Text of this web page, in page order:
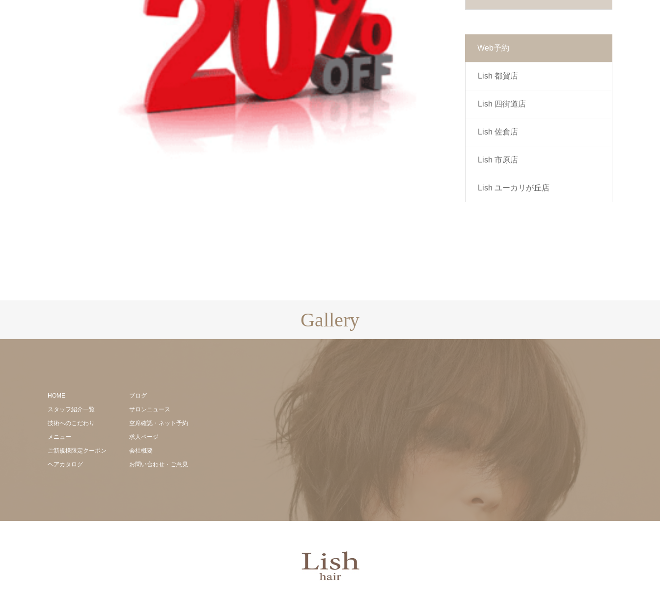
Web予約
Lish 都賀店
Lish 四街道店
Lish 佐倉店
Lish 市原店
Lish ユーカリが丘店
Gallery
HOME
スタッフ紹介一覧
技術へのこだわり
メニュー
ご新規様限定クーポン
ヘアカタログ
ブログ
サロンニュース
空席確認・ネット予約
求人ページ
会社概要
お問い合わせ・ご意見